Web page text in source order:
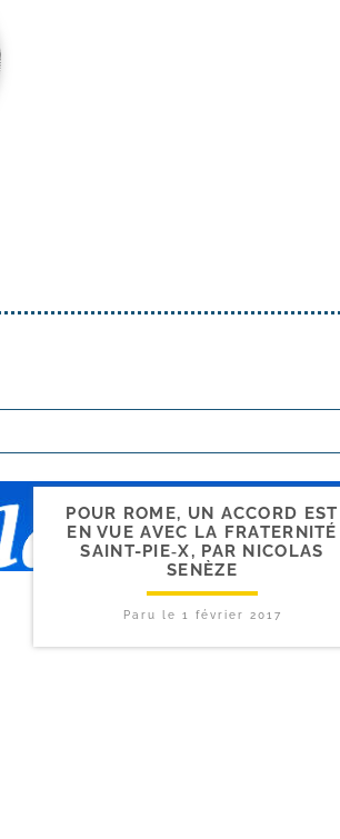
POUR ROME, UN ACCORD EST
EN VUE AVEC LA FRATERNITÉ
SAINT-​PIE‑X, PAR NICOLAS
SENÈZE
Paru le 1 février 2017